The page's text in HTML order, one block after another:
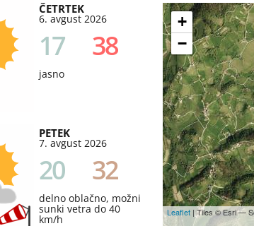
ČETRTEK
6. avgust 2026
17 38
jasno
PETEK
7. avgust 2026
20 32
delno oblačno, možni
sunki vetra do 40
km/h
+
−
Leaflet | Tiles © Esri —